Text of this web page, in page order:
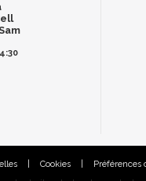
Cookies Préférences